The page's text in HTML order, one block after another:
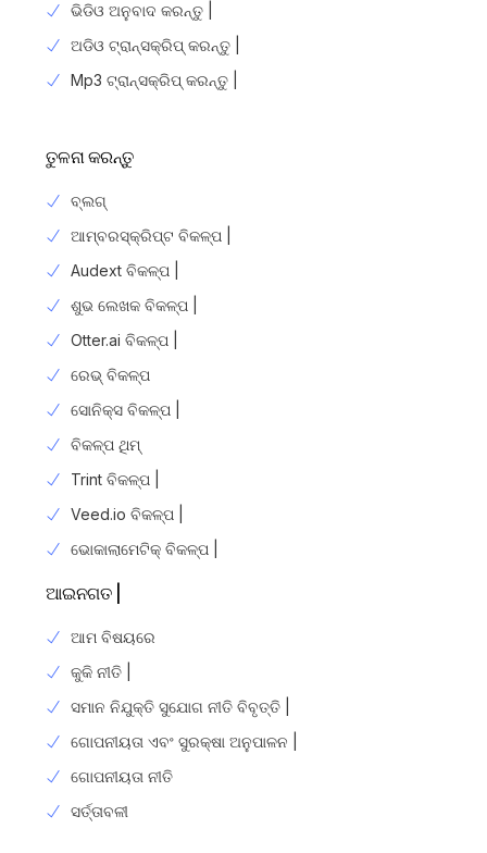
ଭିଡିଓ ଅନୁବାଦ କରନ୍ତୁ |
ଅଡିଓ ଟ୍ରାନ୍ସକ୍ରିପ୍ କରନ୍ତୁ |
Mp3 ଟ୍ରାନ୍ସକ୍ରିପ୍ କରନ୍ତୁ |
ତୁଳନା କରନ୍ତୁ
ବ୍ଲଗ୍
ଆମ୍ବରସ୍କ୍ରିପ୍ଟ ବିକଳ୍ପ |
Audext ବିକଳ୍ପ |
ଶୁଭ ଲେଖକ ବିକଳ୍ପ |
Otter.ai ବିକଳ୍ପ |
ରେଭ୍ ବିକଳ୍ପ
ସୋନିକ୍ସ ବିକଳ୍ପ |
ବିକଳ୍ପ ଥିମ୍
Trint ବିକଳ୍ପ |
Veed.io ବିକଳ୍ପ |
ଭୋକାଲାମେଟିକ୍ ବିକଳ୍ପ |
ଆଇନଗତ |
ଆମ ବିଷୟରେ
କୁକି ନୀତି |
ସମାନ ନିଯୁକ୍ତି ସୁଯୋଗ ନୀତି ବିବୃତ୍ତି |
ଗୋପନୀୟତା ଏବଂ ସୁରକ୍ଷା ଅନୁପାଳନ |
ଗୋପନୀୟତା ନୀତି
ସର୍ତ୍ତାବଳୀ